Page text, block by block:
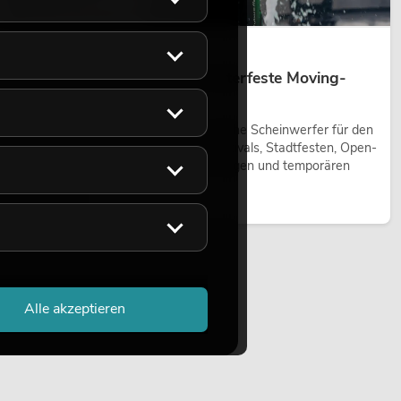
Outdoor Moving-Heads: Wetterfeste Moving-
Outdoor Moving-Heads sind bewegliche Scheinwerfer für den
Einsatz im Freien. Sie werden bei Festivals, Stadtfesten, Open-
Air-Konzerten, Architekturinszenierungen und temporären
Jetzt lesen
Alle akzeptieren